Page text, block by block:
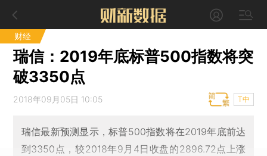
财经
瑞信：2019年底标普500指数将突
破3350点
2018年09月05日 10:05 T中
瑞信最新预测显示，标普500指数将在2019年底前达
到3350点，较2018年9月4日收盘的2896.72点上涨